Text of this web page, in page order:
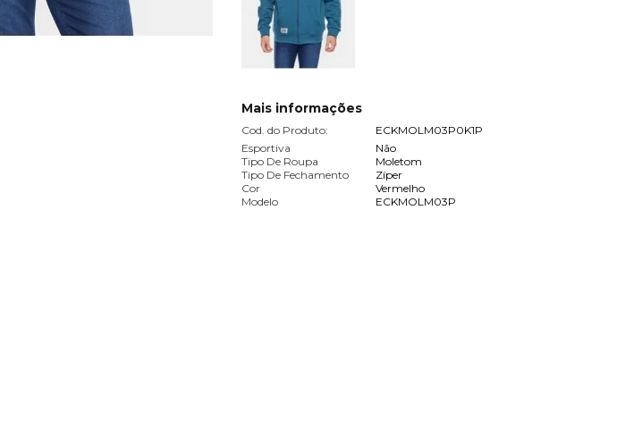
Mais informações
Cod. do Produto:
ECKMOLM03P0K1P
Esportiva
Não
Tipo De Roupa
Moletom
Tipo De Fechamento
Zíper
Cor
Vermelho
Modelo
ECKMOLM03P